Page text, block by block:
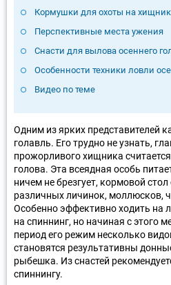
Кормушки для охоты на
Перспективные места ужения
Снасти для вылова осеннего
Особенности техники ловли
Видео по теме
Одним из ярких представителей
голавль. Его трудно не узнать,
прожорливого хищника
голова. Эта всеядная особь
ничем не брезгует, кормовой
различных личинок, моллюсков,
Особенно эффективно ходить на
на спиннинг, но начиная с этого
период его режим несколько
становятся результативны
рыбешка. Из снастей
спиннингу.